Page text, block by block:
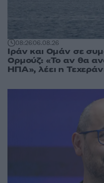
08:2606.08.26
Ιράν και Ομάν σε
Ορμούζ: «Το αν θα
ΗΠΑ», λέει η